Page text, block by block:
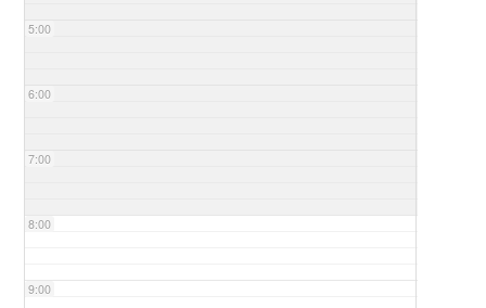
5:00
6:00
7:00
8:00
9:00